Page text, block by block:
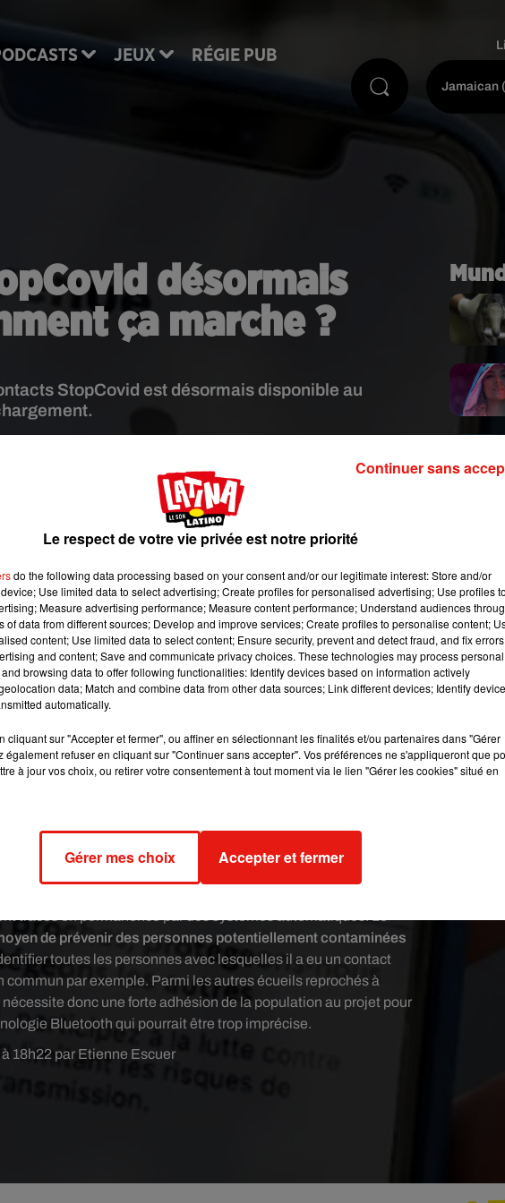
JEUX RÉGIE PUB
Jamaican
désormais
ça marche ?
18h22 par Etienne Escuer
StopCovid est désormais disponible au
d'applications Google Play, elle le sera aussi dans la soirée
traçage de contacts StopCovid entre en service.
sur le magasin d'application Google Play
8gbMe1EBhF
(@afpfr)June 2, 2020
s'ils ont croisé récemment, à moins d'un mètre et pendant
contaminé par le coronavirusresponsable du Covid-19.
, a été développée sous la direction de l'institut de recherche en
de sociétés privées comme Orange et Capgemini. Le
il reçoit un QR code à prendre en photo avec son
bus ou dans un commerce et qui avaient installé l’application
incitant à se faire dépister également.
du JT de
May 31, 2020
ne fait pas l'unanimité
et des juristes,
tracés en permanence par des systèmes automatiques. Le
de prévenir des personnes potentiellement contaminées
toutes les personnes avec lesquelles il a eu un contact
par exemple. Parmi les autres écueils reprochés à
nécessite donc une forte adhésion de la population au projet pour
Bluetooth qui pourrait être trop imprécise.
Le respect de votre vie privée est notre priorité
do the following data processing based on your consent and/or our legitimate interest: Store and/or
Use limited data to select advertising; Create profiles for personalised advertising; Use profiles to
Measure advertising performance; Measure content performance; Understand audiences
of data from different sources; Develop and improve services; Create profiles to personalise content;
content; Use limited data to select content; Ensure security, prevent and detect fraud, and fix
and content; Save and communicate privacy choices. These technologies may process personal
browsing data to offer following functionalities: Identify devices based on information actively
data; Match and combine data from other data sources; Link different devices; Identify
automatically.
cliquant sur "Accepter et fermer", ou affiner en sélectionnant les finalités et/ou partenaires dans "Gérer
également refuser en cliquant sur "Continuer sans accepter". Vos préférences ne s'appliqueront que
à jour vos choix, ou retirer votre consentement à tout moment via le lien "Gérer les cookies" situé en
Gérer mes choix Accepter et fermer
Continuer sans